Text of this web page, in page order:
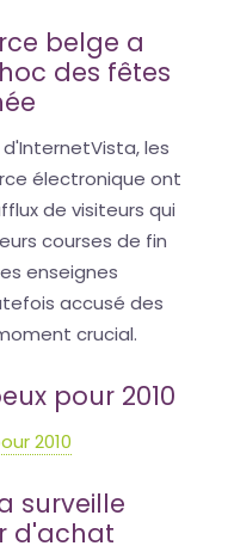
belge a
des fêtes
les
électronique ont
de visiteurs qui
courses de fin
enseignes
accusé des
crucial.
pour 2010
2010
surveille
d'achat